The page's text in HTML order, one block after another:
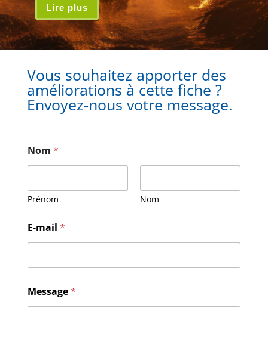
Lire plus
Vous souhaitez apporter des
améliorations à cette fiche ?
Envoyez-nous votre message.
Nom *
Prénom Nom
E-mail *
e
s
Message*